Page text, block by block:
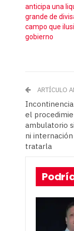
anticipa una
grande de
campo que
gobierno
ARTÍCULO
el
ambulatorio
ni
tratarla